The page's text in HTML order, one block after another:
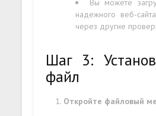
Вы можете
надежного веб-
через другие
Шаг 3:
файл
Откройте файловый